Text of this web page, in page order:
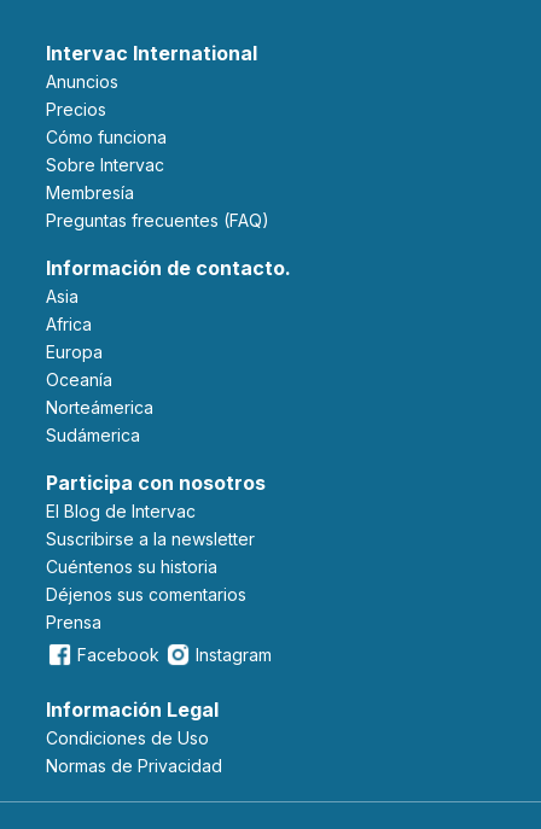
Intervac International
Anuncios
Precios
Cómo funciona
Sobre Intervac
Membresía
Preguntas frecuentes (FAQ)
Información de contacto.
Asia
Africa
Europa
Oceanía
Norteámerica
Sudámerica
Participa con nosotros
El Blog de Intervac
Suscribirse a la newsletter
Cuéntenos su historia
Déjenos sus comentarios
Prensa
Facebook
Instagram
Información Legal
Condiciones de Uso
Normas de Privacidad